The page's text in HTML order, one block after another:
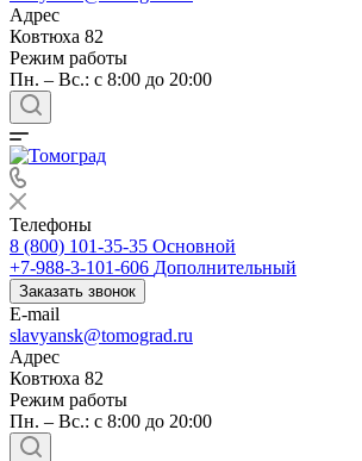
Адрес
Ковтюха 82
Режим работы
Пн. – Вс.: с 8:00 до 20:00
Телефоны
8 (800) 101-35-35 Основной
+7-988-3-101-606 Дополнительный
Заказать звонок
E-mail
slavyansk@tomograd.ru
Адрес
Ковтюха 82
Режим работы
Пн. – Вс.: с 8:00 до 20:00